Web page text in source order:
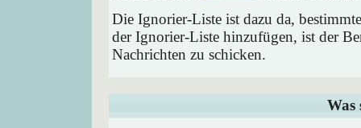
Die Ignorier-Liste ist dazu da,
der Ignorier-Liste hinzufügen, ist der
Nachrichten zu schicken.
Was